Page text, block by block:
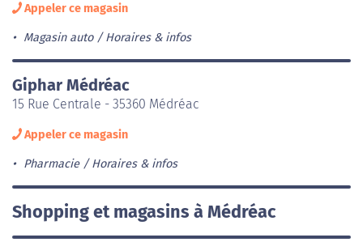
Appeler ce magasin
Magasin auto Horaires & infos
Giphar Médréac
15 Rue Centrale - 35360 Médréac
Appeler ce magasin
Pharmacie Horaires & infos
Shopping et magasins à Médréac